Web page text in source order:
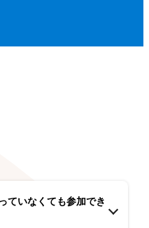
ていなくても参加でき